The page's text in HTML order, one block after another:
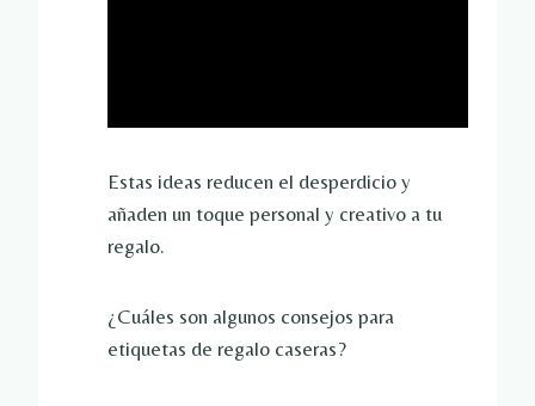
Estas ideas reducen el desperdicio y
añaden un toque personal y creativo a tu
regalo.
¿Cuáles son algunos consejos para
etiquetas de regalo caseras?